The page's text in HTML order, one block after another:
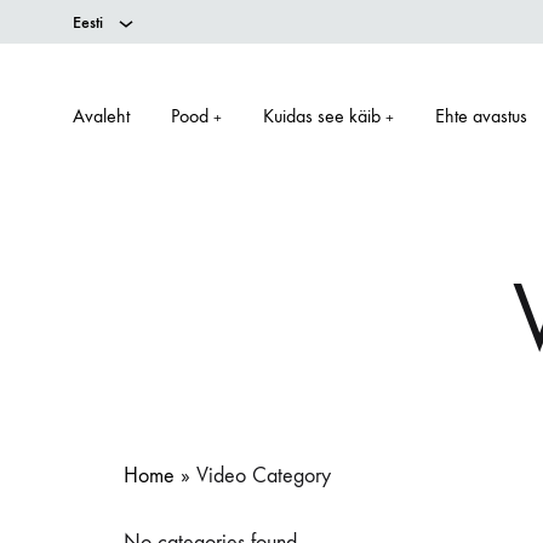
Eesti
Avaleht Pood + Kuidas see käib + Ehte avastus
Home » Video Category